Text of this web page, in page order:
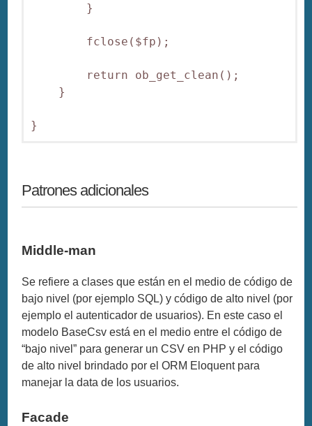
}
fclose($fp);
return ob_get_clean();
}
Patrones adicionales
Middle-man
Se refiere a clases que están en el medio de código de
bajo nivel (por ejemplo SQL) y código de alto nivel (por
ejemplo el autenticador de usuarios). En este caso el
modelo BaseCsv está en el medio entre el código de
“bajo nivel” para generar un CSV en PHP y el código
de alto nivel brindado por el ORM Eloquent para
manejar la data de los usuarios.
Facade